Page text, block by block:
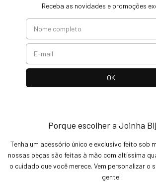
Receba as novidades e promoções
Porque escolher a Joinha
Tenha um acessório único e exclusivo feito sob
nossas peças são feitas à mão com altíssima
o cuidado que você merece. Vem personalizar o
gente!